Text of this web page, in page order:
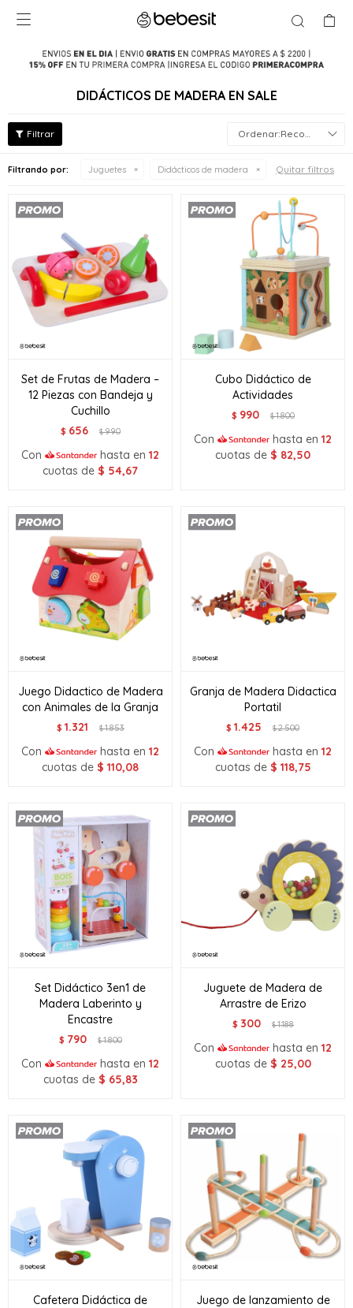

DIDÁCTICOS DE MADERA EN SALE
Recomendados
Filtrando por: Juguetes Didácticos de madera Quitar filtros
Set de Frutas de Madera –
12 Piezas con Bandeja y
Cuchillo
$ 656 $990
Con hasta en 12
cuotas de $ 54,67
Cubo Didáctico de
Actividades
$ 990 $1.800
Con hasta en 12
cuotas de $ 82,50
Juego Didactico de Madera
con Animales de la Granja
$ 1.321 $1.853
Con hasta en 12
cuotas de $ 110,08
Granja de Madera Didactica
Portatil
$ 1.425 $2.500
Con hasta en 12
cuotas de $ 118,75
Set Didáctico 3en1 de
Madera Laberinto y
Encastre
$ 790 $1.800
Con hasta en 12
cuotas de $ 65,83
Juguete de Madera de
Arrastre de Erizo
$ 300 $1.188
Con hasta en 12
cuotas de $ 25,00
Cafetera Didáctica de
Juego de lanzamiento de